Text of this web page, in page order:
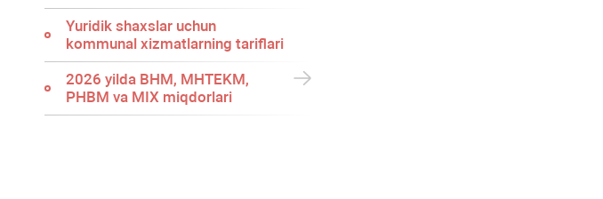
Yuridik shaхslar uchun
kommunal хizmatlarning tariflari
2026 yilda BHM, MHTEKM,
PHBM va MIX miqdorlari